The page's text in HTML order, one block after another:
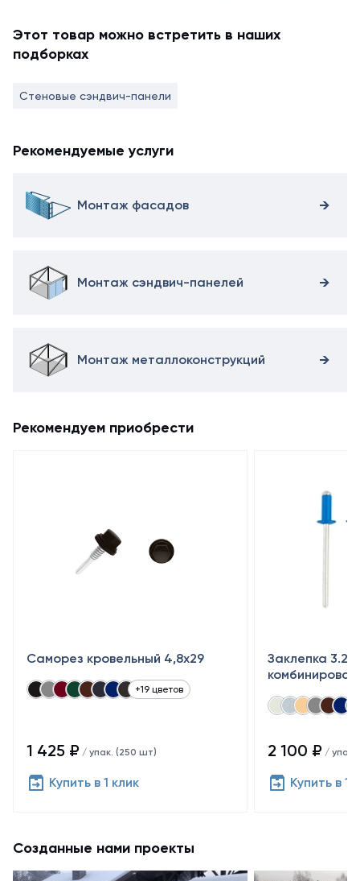
Этот товар можно встретить в наших
подборках
Стеновые сэндвич-панели
Рекомендуемые услуги
Монтаж фасадов
Монтаж сэндвич-панелей
Монтаж металлоконструкций
Рекомендуем приобрести
Саморез кровельный 4,8x29
+19 цветов
1 425 ₽ / упак. (250 шт)
Купить в 1 клик
Заклепка
2 100 ₽ / упак.
Купить в 1
Созданные нами проекты